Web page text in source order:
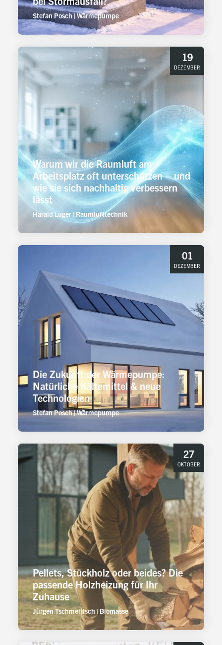
Stefan Posch|Wärmepumpe
19
DEZEMBER
Warum wir die Raumluft am
Arbeitsplatz oft unterschätzen – und
wie sie sich nachhaltig verbessern
lässt
Harald Luger | Raumlufttechnik
01
DEZEMBER
Die Zukunft der Wärmepumpe:
Natürliche Kältemittel & neue
Technologien
Stefan Posch|Wärmepumpe
27
OKTOBER
Pellets, Stückholz oder beides? Die
passende Holzheizung für Ihr
Zuhause
Jürgen Tschmelitsch | Biomasse